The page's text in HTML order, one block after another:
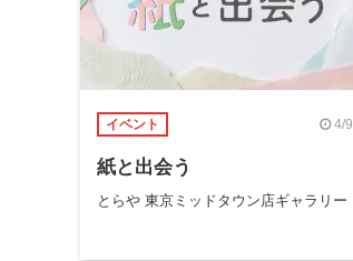
イベント 4/9
紙と出会う
とらや 東京ミッドタウン店ギャラリー